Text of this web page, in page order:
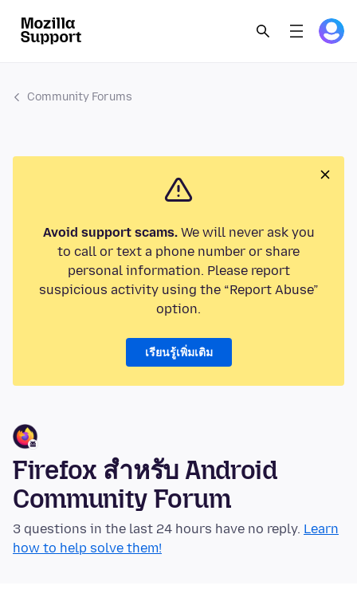
Community Forums
Avoid support scams.We will never ask you
to call or text a phone number or share
personal information. Please report
suspicious activity using the “Report Abuse”
option.
เรียนรู้เพิ่มเติม
Firefox สำหรับ Android
Community Forum
3 questions in the last 24 hours have no reply. Learn
how to help solve them!